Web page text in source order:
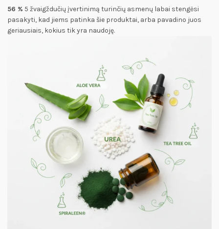
56 % 5 žvaigždučių įvertinimą turinčių asmenų labai stengėsi
pasakyti, kad jiems patinka šie produktai, arba pavadino juos
geriausiais, kokius tik yra naudoję.